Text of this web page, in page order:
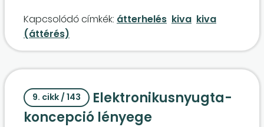
Kapcsolódó címkék: átterhelés kiva kiva
(áttérés)
9. cikk / 143
Elektronikusnyugta-
koncepció lényege